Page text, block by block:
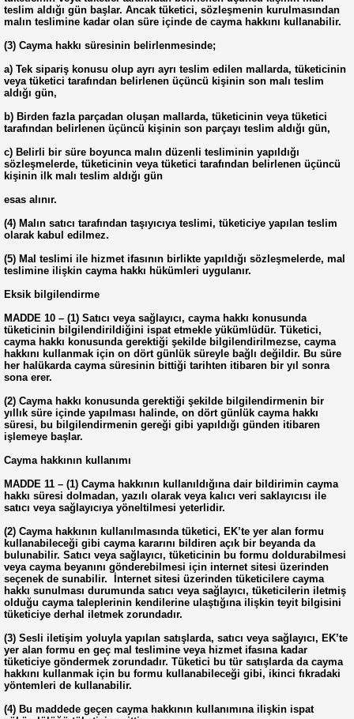
teslim aldığı gün başlar. Ancak tüketici, sözleşmenin kurulmasından
malın teslimine kadar olan süre içinde de cayma hakkını kullanabilir.
(3) Cayma hakkı süresinin belirlenmesinde;
a) Tek sipariş konusu olup ayrı ayrı teslim edilen mallarda, tüketicinin
veya tüketici tarafından belirlenen üçüncü kişinin son malı teslim
aldığı gün,
b) Birden fazla parçadan oluşan mallarda, tüketicinin veya tüketici
tarafından belirlenen üçüncü kişinin son parçayı teslim aldığı gün,
c) Belirli bir süre boyunca malın düzenli tesliminin yapıldığı
sözleşmelerde, tüketicinin veya tüketici tarafından belirlenen üçüncü
kişinin ilk malı teslim aldığı gün
esas alınır.
(4) Malın satıcı tarafından taşıyıcıya teslimi, tüketiciye yapılan teslim
olarak kabul edilmez.
(5) Mal teslimi ile hizmet ifasının birlikte yapıldığı sözleşmelerde, mal
teslimine ilişkin cayma hakkı hükümleri uygulanır.
Eksik bilgilendirme
MADDE 10 – (1) Satıcı veya sağlayıcı, cayma hakkı konusunda
tüketicinin bilgilendirildiğini ispat etmekle yükümlüdür. Tüketici,
cayma hakkı konusunda gerektiği şekilde bilgilendirilmezse, cayma
hakkını kullanmak için on dört günlük süreyle bağlı değildir. Bu süre
her halükarda cayma süresinin bittiği tarihten itibaren bir yıl sonra
sona erer.
(2) Cayma hakkı konusunda gerektiği şekilde bilgilendirmenin bir
yıllık süre içinde yapılması halinde, on dört günlük cayma hakkı
süresi, bu bilgilendirmenin gereği gibi yapıldığı günden itibaren
işlemeye başlar.
Cayma hakkının kullanımı
MADDE 11 – (1) Cayma hakkının kullanıldığına dair bildirimin cayma
hakkı süresi dolmadan, yazılı olarak veya kalıcı veri saklayıcısı ile
satıcı veya sağlayıcıya yöneltilmesi yeterlidir.
(2) Cayma hakkının kullanılmasında tüketici, EK’te yer alan formu
kullanabileceği gibi cayma kararını bildiren açık bir beyanda da
bulunabilir. Satıcı veya sağlayıcı, tüketicinin bu formu doldurabilmesi
veya cayma beyanını gönderebilmesi için internet sitesi üzerinden
seçenek de sunabilir. İnternet sitesi üzerinden tüketicilere cayma
hakkı sunulması durumunda satıcı veya sağlayıcı, tüketicilerin iletmiş
olduğu cayma taleplerinin kendilerine ulaştığına ilişkin teyit bilgisini
tüketiciye derhal iletmek zorundadır.
(3) Sesli iletişim yoluyla yapılan satışlarda, satıcı veya sağlayıcı, EK’te
yer alan formu en geç mal teslimine veya hizmet ifasına kadar
tüketiciye göndermek zorundadır. Tüketici bu tür satışlarda da cayma
hakkını kullanmak için bu formu kullanabileceği gibi, ikinci fıkradaki
yöntemleri de kullanabilir.
(4) Bu maddede geçen cayma hakkının kullanımına ilişkin ispat